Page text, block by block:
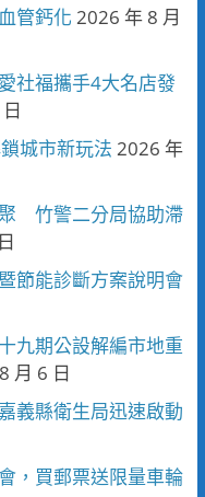
管鈣化 2026 年 8 月
社福攜手4大名店發
城市新玩法 2026 年
竹警二分局協助滯
節能診斷方案說明會
九期公設解編市地重
月 6 日
義縣衛生局迅速啟動
，買郵票送限量車輪